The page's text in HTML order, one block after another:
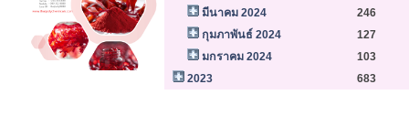
มีนาคม 2024
246
กุมภาพันธ์ 2024
127
มกราคม 2024
103
2023
683